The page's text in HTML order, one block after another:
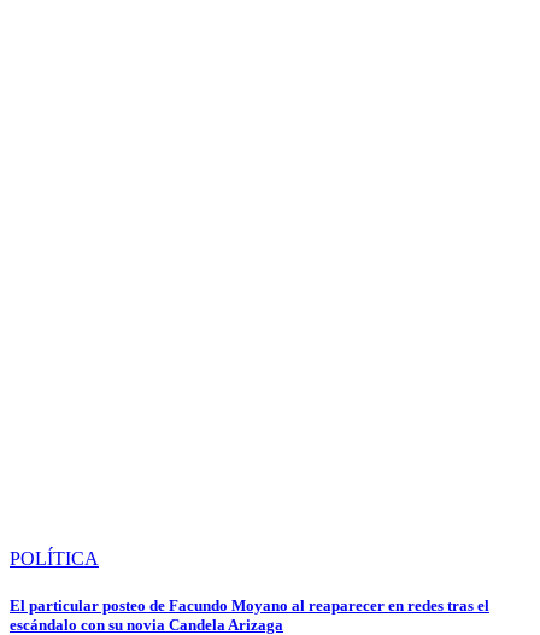
POLÍTICA
El particular posteo de Facundo Moyano al reaparecer en redes tras el
escándalo con su novia Candela Arizaga